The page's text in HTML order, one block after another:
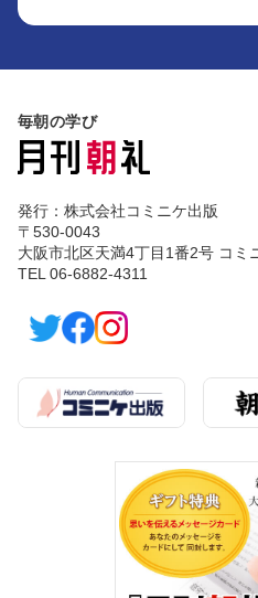
毎朝の学び
発行：株式会社コミニケ出版
〒530-0043
大阪市北区天満4丁目1番2号 コミ
TEL 06-6882-4311